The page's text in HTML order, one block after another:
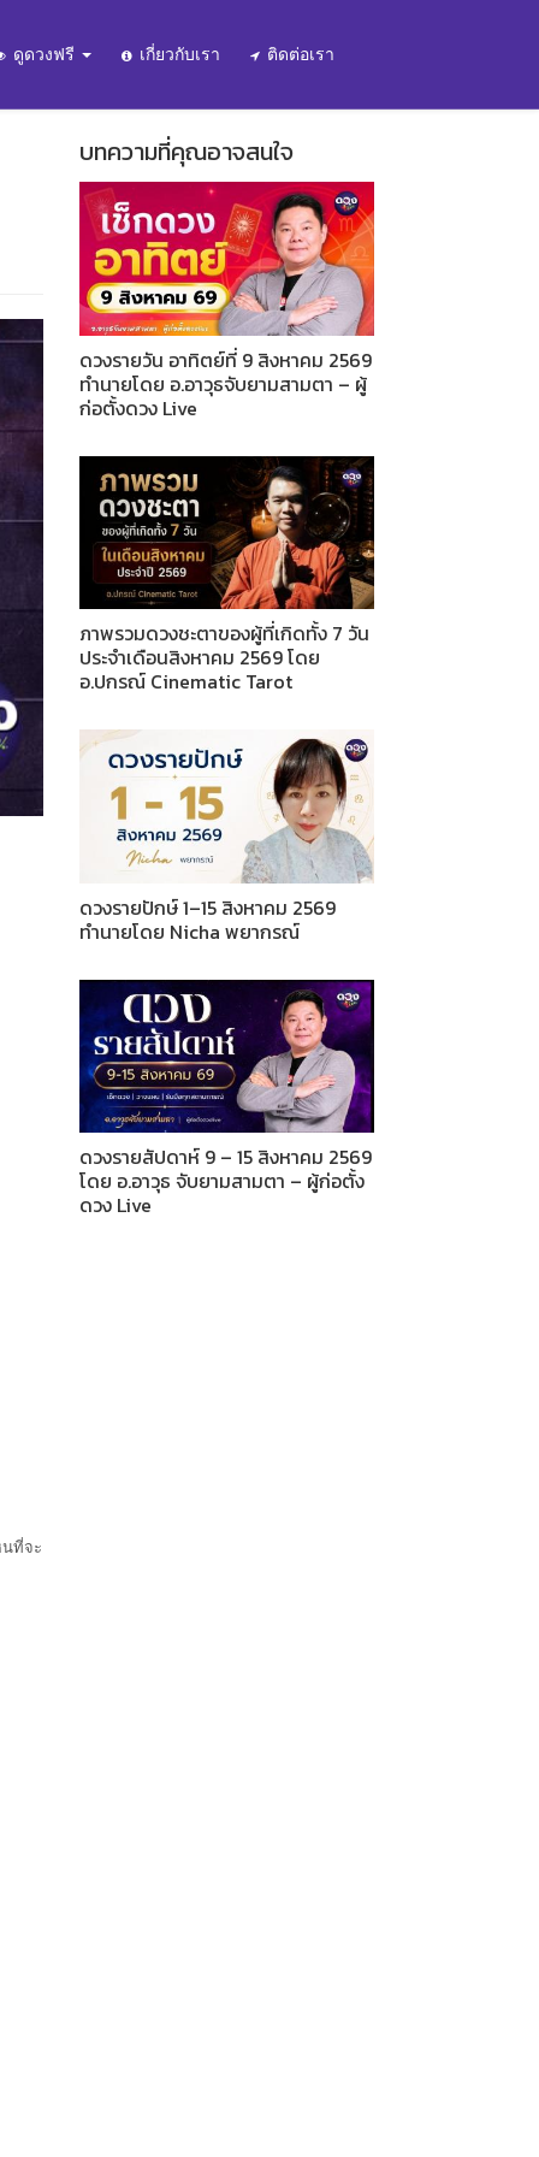
ดูดวงฟรี เกี่ยวกับเรา ติดต่อเรา
นที่จะ
บทความที่คุณอาจสนใจ
ดวงรายวัน อาทิตย์ที่ 9 สิงหาคม 2569
ทำนายโดย อ.อาวุธจับยามสามตา – ผู้
ก่อตั้งดวง Live
ภาพรวมดวงชะตาของผู้ที่เกิดทั้ง 7 วัน
ประจำเดือนสิงหาคม 2569 โดย
อ.ปกรณ์ Cinematic Tarot
ดวงรายปักษ์ 1–15 สิงหาคม 2569
ทำนายโดย Nicha พยากรณ์
ดวงรายสัปดาห์ 9 – 15 สิงหาคม 2569
โดย อ.อาวุธ จับยามสามตา – ผู้ก่อตั้ง
ดวง Live